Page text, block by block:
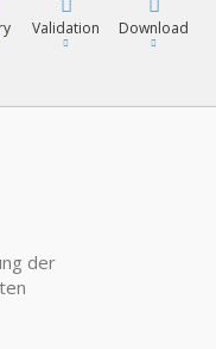
Validation Download
der